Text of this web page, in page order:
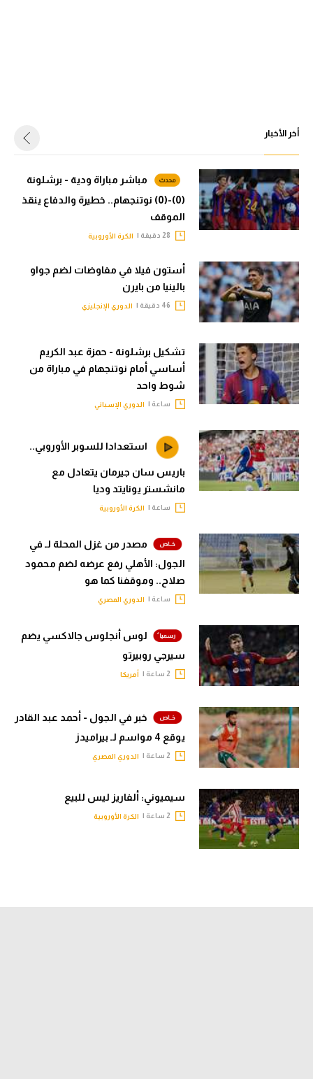
أخر الأخبار
مباشر مباراة ودية - برشلونة
(0)-(0) نوتنجهام.. خطيرة والدفاع ينقذ
الموقف
الكرة الأوروبية
أستون فيلا في مفاوضات لضم جواو
بالينيا من بايرن
الدوري الإنجليزي
تشكيل برشلونة - حمزة عبد الكريم
أساسي أمام نوتنجهام في مباراة من
شوط واحد
ساعة | الدوري الإسباني
استعدادا للسوبر الأوروبي..
باريس سان جيرمان يتعادل مع
مانشستر يونايتد وديا
ساعة | الكرة الأوروبية
مصدر من غزل المحلة لـ في
الجول: الأهلي رفع عرضه لضم محمود
صلاح.. وموقفنا كما هو
ساعة | الدوري المصري
لوس أنجلوس جالاكسي يضم
سيرجي روبيرتو
أمريكا
خبر في الجول - أحمد عبد القادر
يوقع 4 مواسم لـ بيراميدز
الدوري المصري
سيميوني: ألفاريز ليس للبيع
الكرة الأوروبية